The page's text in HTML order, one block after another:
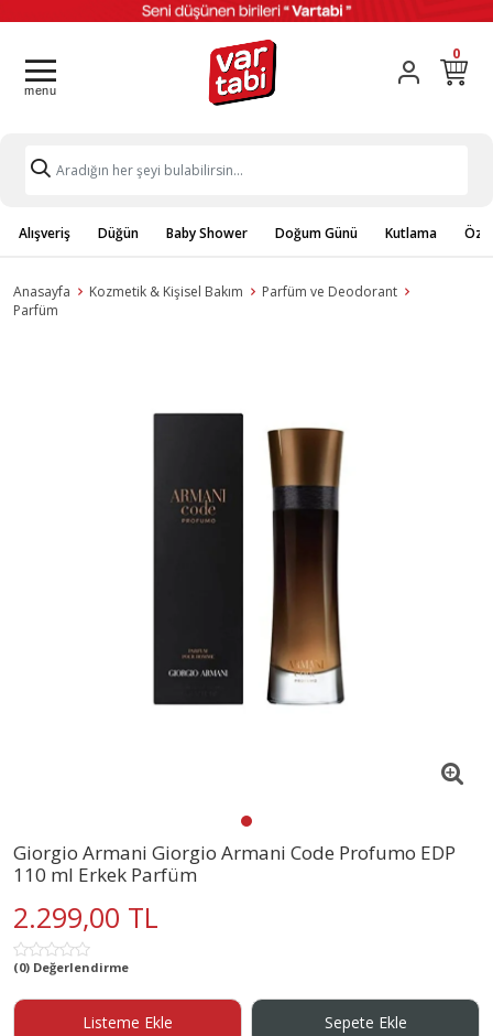
0
Alışveriş Düğün Baby Shower Doğum Günü Kutlama
Anasayfa Kozmetik & Kişisel Bakım
Parfüm ve Deodorant
Parfüm
Giorgio Armani Giorgio Armani Code Profumo EDP
110 ml Erkek Parfüm
2.299,00 TL
(0) Değerlendirme
Listeme Ekle Sepete Ekle